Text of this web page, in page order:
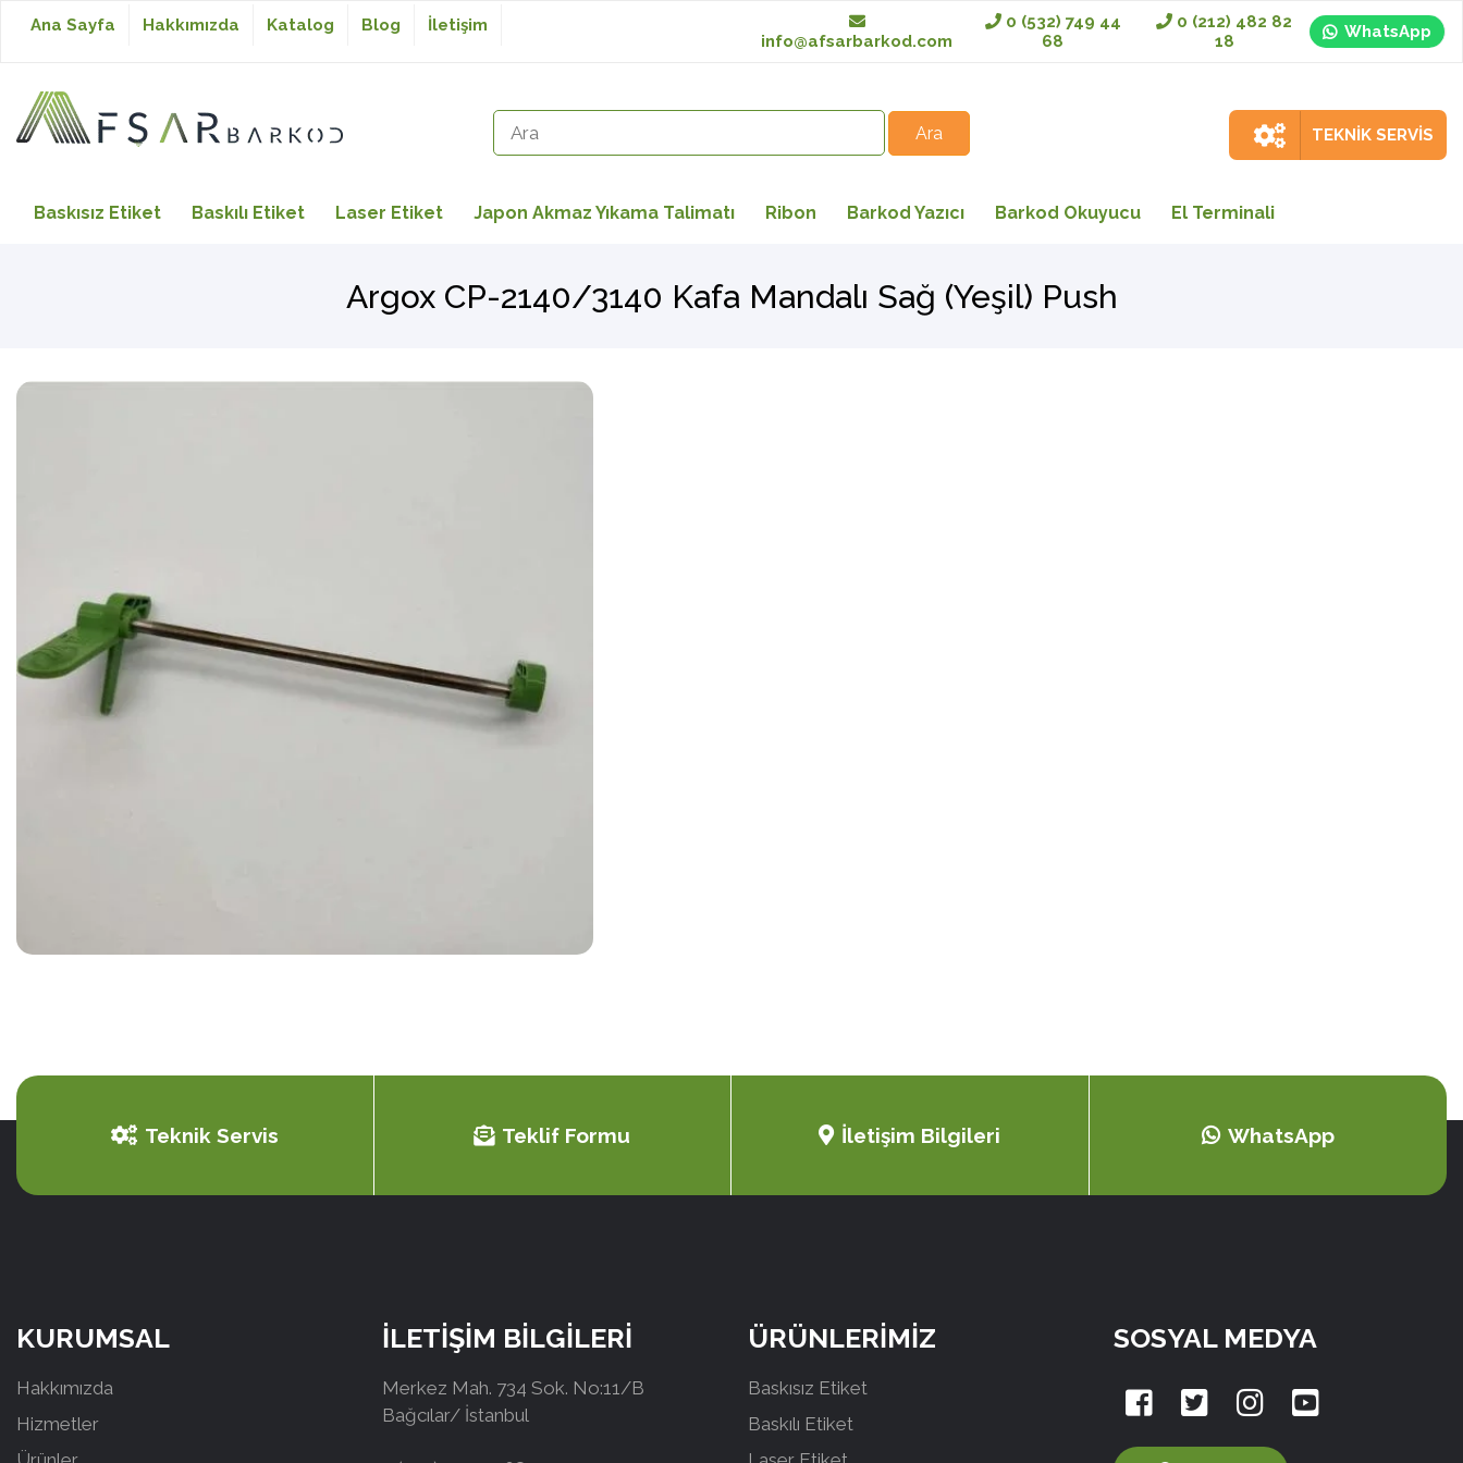
Baskısız Etiket
Barkod Yazıcı
Ana Sayfa Hakkımızda Katalog Blog
İletişim
info@afsarbarkod.com
0 (532) 749 44
68
0 (212) 482 82
18
WhatsApp
TEKNİK SERVİS
Baskısız Etiket Baskılı Etiket Laser Etiket Japon Akmaz Yıkama Talimatı Ribon Barkod Yazıcı Barkod Okuyucu El Terminali
Argox CP-2140/3140 Kafa Mandalı Sağ (Yeşil) Push
Teknik Servis Teklif Formu İletişim Bilgileri WhatsApp
KURUMSAL
Hakkımızda
Hizmetler
İLETİŞİM BİLGİLERİ
Merkez Mah. 734 Sok. No:11/B
Bağcılar/ İstanbul
ÜRÜNLERİMİZ
Baskısız Etiket
Baskılı Etiket
SOSYAL MEDYA